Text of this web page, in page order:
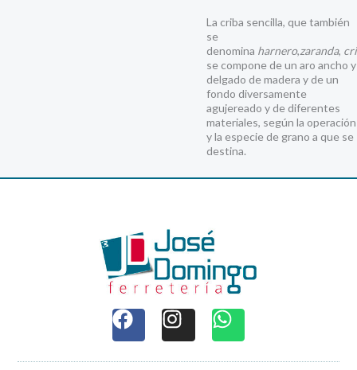
La criba sencilla, que también
se
denomina harnero,zaranda,
se compone de un aro ancho y
delgado de madera y de un
fondo diversamente
agujereado y de diferentes
materiales, según la operación
y la especie de grano a que se
destina.
F
a
c
I
n
s
W
h
a